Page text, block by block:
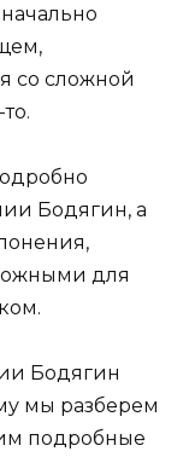
со сложной
Бодягин, а
для
Бодягин
мы разберем
подробные